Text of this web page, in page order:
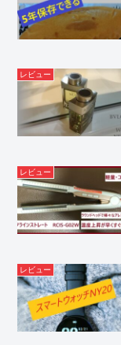
レビュー
レビュー
レビュー